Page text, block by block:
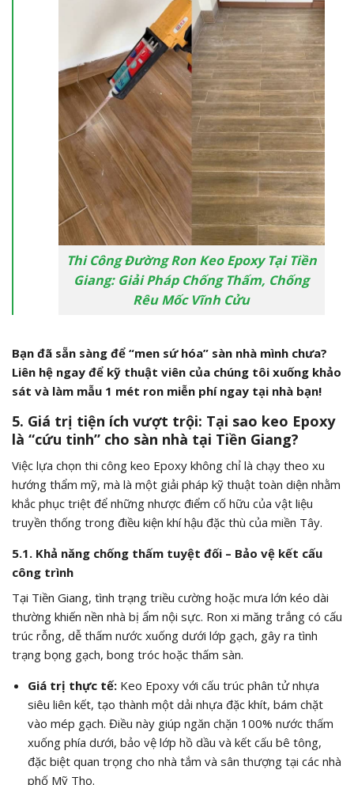
Thi Công Đường Ron Keo Epoxy Tại Tiền
Giang: Giải Pháp Chống Thấm, Chống
Rêu Mốc Vĩnh Cửu
Bạn đã sẵn sàng để “men sứ hóa” sàn nhà mình chưa?
Liên hệ ngay để kỹ thuật viên của chúng tôi xuống khảo
sát và làm mẫu 1 mét ron miễn phí ngay tại nhà bạn!
5. Giá trị tiện ích vượt trội: Tại sao keo Epoxy
là “cứu tinh” cho sàn nhà tại Tiền Giang?
Việc lựa chọn thi công keo Epoxy không chỉ là chạy theo xu
hướng thẩm mỹ, mà là một giải pháp kỹ thuật toàn diện nhằm
khắc phục triệt để những nhược điểm cố hữu của vật liệu
truyền thống trong điều kiện khí hậu đặc thù của miền Tây.
5.1. Khả năng chống thấm tuyệt đối – Bảo vệ kết cấu
công trình
Tại Tiền Giang, tình trạng triều cường hoặc mưa lớn kéo dài
thường khiến nền nhà bị ẩm nội sực. Ron xi măng trắng có cấu
trúc rỗng, dễ thấm nước xuống dưới lớp gạch, gây ra tình
trạng bọng gạch, bong tróc hoặc thấm sàn.
Giá trị thực tế:Keo Epoxy với cấu trúc phân tử nhựa
siêu liên kết, tạo thành một dải nhựa đặc khít, bám chặt
vào mép gạch. Điều này giúp ngăn chặn 100% nước thấm
xuống phía dưới, bảo vệ lớp hồ dầu và kết cấu bê tông,
đặc biệt quan trọng cho nhà tắm và sân thượng tại các nhà
phố Mỹ Tho.